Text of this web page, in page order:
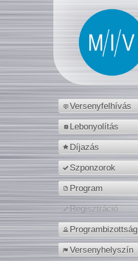
Versenyfelhívás
Lebonyolítás
Díjazás
Szponzorok
Program
Regisztráció
Programbizottság
Versenyhelyszín